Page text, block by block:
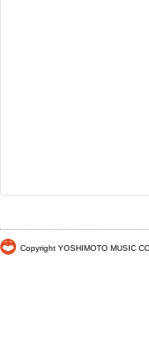
Copyright YOSHIMOTO MUSIC